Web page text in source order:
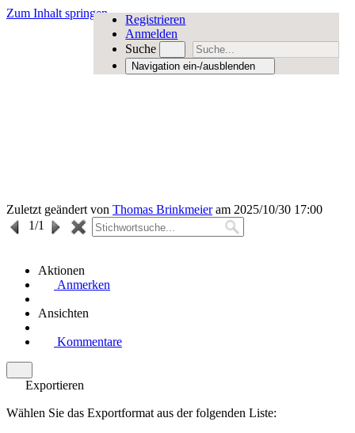
Zum Inhalt springen
Registrieren
Anmelden
Suche
Navigation ein-/ausblenden
Zuletzt geändert von Thomas Brinkmeieram 2025/10/30 17:00
1/1
Aktionen
Anmerken
Ansichten
Kommentare
Exportieren
Wählen Sie das Exportformat aus der folgenden Liste: